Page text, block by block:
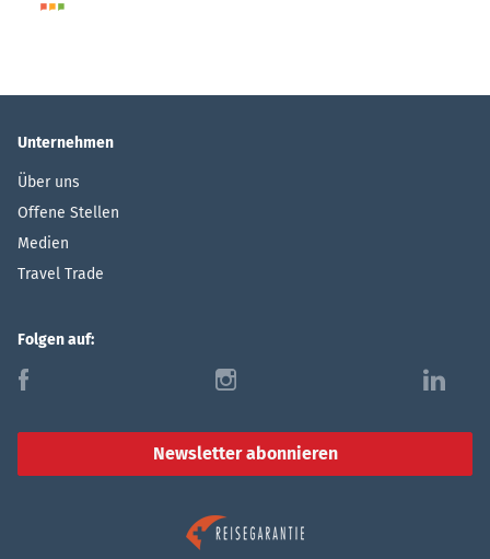
Unternehmen
Über uns
Offene Stellen
Medien
Travel Trade
Folgen auf:
f i l
Newsletter abonnieren